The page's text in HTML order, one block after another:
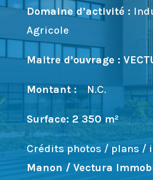
Domaine d’activité :
Agricole
Maitre d’ouvrage :
Montant : N.C.
Surface: 2 350 m²
Crédits photos / plans /
Manon / Vectura